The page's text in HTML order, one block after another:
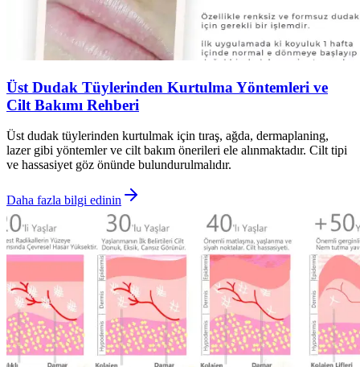
Üst Dudak Tüylerinden Kurtulma Yöntemleri ve
Cilt Bakımı Rehberi
Üst dudak tüylerinden kurtulmak için tıraş, ağda, dermaplaning,
lazer gibi yöntemler ve cilt bakım önerileri ele alınmaktadır. Cilt tipi
ve hassasiyet göz önünde bulundurulmalıdır.
Daha fazla bilgi edinin